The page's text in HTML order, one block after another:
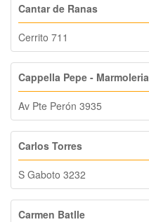
Cantar de Ranas
Cerrito 711
Cappella Pepe - Marmoleria
Av Pte Perón 3935
Carlos Torres
S Gaboto 3232
Carmen Batlle